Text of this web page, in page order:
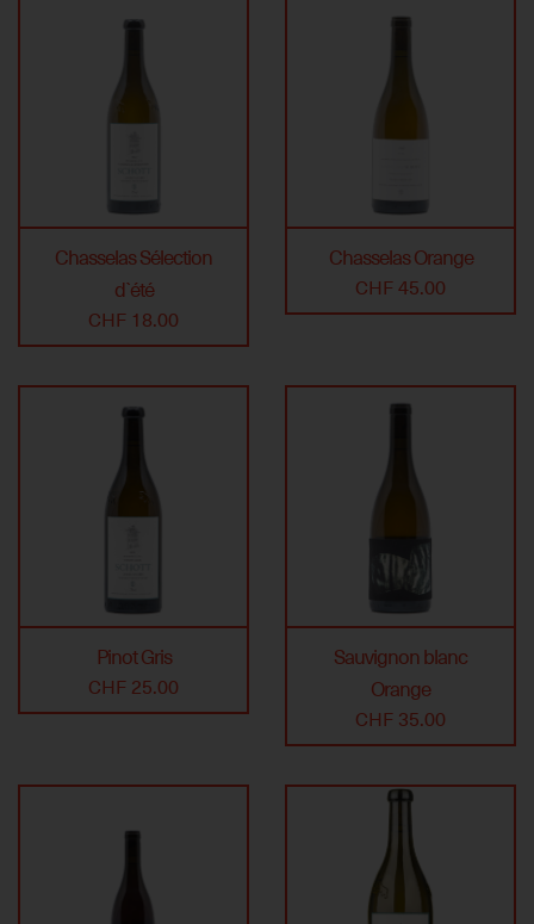
Chasselas Sélection
d`été
CHF 18.00
Chasselas Orange
CHF 45.00
Pinot Gris
CHF 25.00
Sauvignon blanc
Orange
CHF 35.00